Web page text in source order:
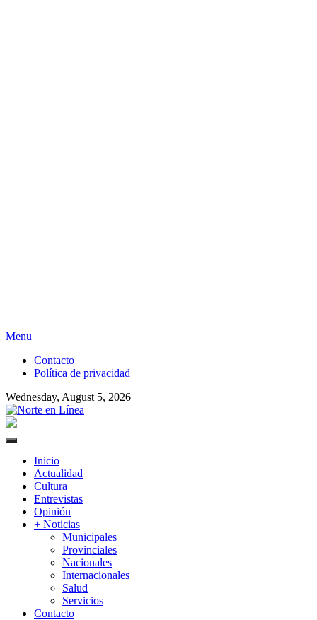
Skip
content
Menu
Contacto
Política de privacidad
Wednesday, August 5, 2026
Primary
Inicio
Actualidad
Cultura
Entrevistas
Opinión
+ Noticias
Municipales
Provinciales
Nacionales
Internacionales
Salud
Servicios
Contacto